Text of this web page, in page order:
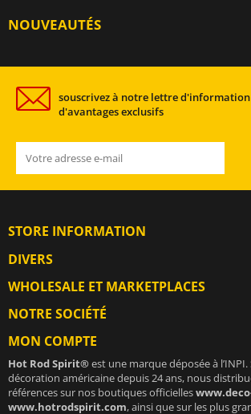
NOUVEAUTÉS
souscrivez à notre lettre
d'avantages exclusifs
STORE INFORMATION
DIVERS
WHOLESALE ET MARKETPLACES
NOTRE SOCIÉTÉ
MON COMPTE
Hot Rod Spirit®est une marque déposée à
décoration américaine depuis 24 ans, nous
références sur nos boutiques officielles
www.hotrodspirit.com, ainsi que sur les plus